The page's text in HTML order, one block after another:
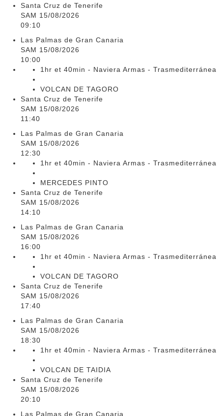
Santa Cruz de Tenerife
SAM 15/08/2026
09:10
Las Palmas de Gran Canaria
SAM 15/08/2026
10:00
1hr et 40min - Naviera Armas - Trasmediterránea
VOLCAN DE TAGORO
Santa Cruz de Tenerife
SAM 15/08/2026
11:40
Las Palmas de Gran Canaria
SAM 15/08/2026
12:30
1hr et 40min - Naviera Armas - Trasmediterránea
MERCEDES PINTO
Santa Cruz de Tenerife
SAM 15/08/2026
14:10
Las Palmas de Gran Canaria
SAM 15/08/2026
16:00
1hr et 40min - Naviera Armas - Trasmediterránea
VOLCAN DE TAGORO
Santa Cruz de Tenerife
SAM 15/08/2026
17:40
Las Palmas de Gran Canaria
SAM 15/08/2026
18:30
1hr et 40min - Naviera Armas - Trasmediterránea
VOLCAN DE TAIDIA
Santa Cruz de Tenerife
SAM 15/08/2026
20:10
Las Palmas de Gran Canaria